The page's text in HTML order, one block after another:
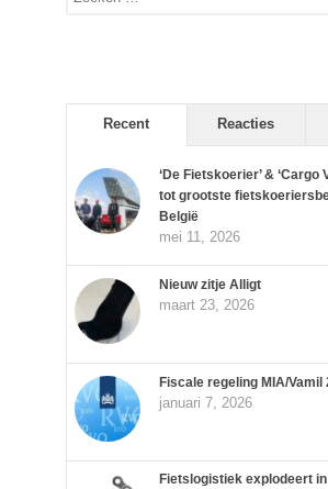
Recent Reacties
‘De Fietskoerier’ & ‘Cargo
tot grootste
België
mei 11, 2026
Nieuw zitje Alligt
maart 23, 2026
Fiscale regeling MIA/Vamil
januari 7, 2026
Fietslogistiek explodeert